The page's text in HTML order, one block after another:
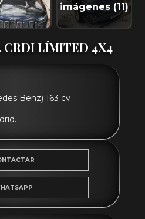
imágenes (11)
CRDI LÍMITED 4X4
Benz) 163 cv